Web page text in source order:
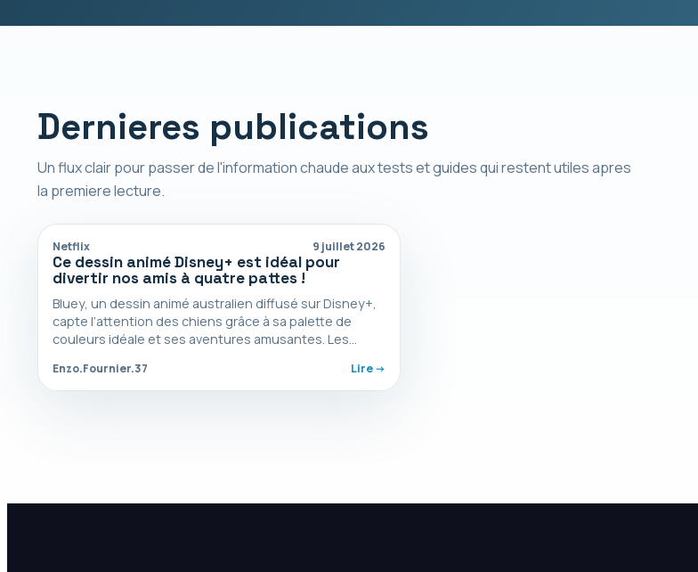
Dernieres publications
Un flux clair pour passer de l'information chaude aux tests et guides qui restent utiles apres
la premiere lecture.
Netflix 9 juillet 2026
Ce dessin animé Disney+ est idéal pour
divertir nos amis à quatre pattes !
Bluey, un dessin animé australien diffusé sur Disney+,
capte l’attention des chiens grâce à sa palette de
couleurs idéale et ses aventures amusantes. Les…
Enzo.Fournier.37 Lire ->